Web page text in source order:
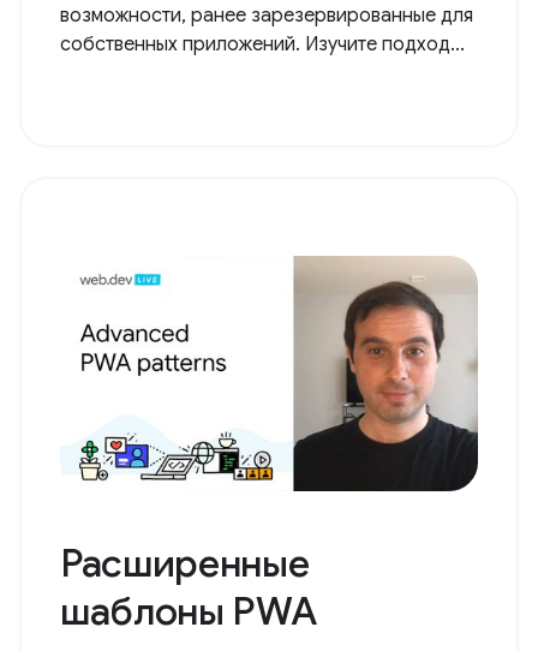
возможности, ранее зарезервированные для
собственных приложений. Изучите подход...
Расширенные
шаблоны PWA